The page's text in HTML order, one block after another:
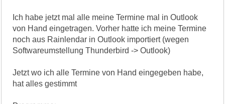
Ich habe jetzt mal alle meine Termine mal in Outlook
von Hand eingetragen. Vorher hatte ich meine Termine
noch aus Rainlendar in Outlook importiert (wegen
Softwareumstellung Thunderbird -> Outlook)
Jetzt wo ich alle Termine von Hand eingegeben habe,
hat alles gestimmt